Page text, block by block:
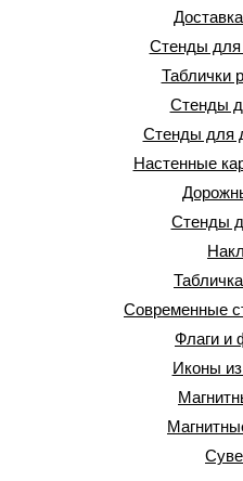
Стенды для
Таблички
Стенды
Стенды для
Настенные
Стенды
Современные
Флаги и
Иконы